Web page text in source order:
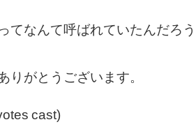
てなんて呼ばれていたんだろ
りがとうございます。
cast)